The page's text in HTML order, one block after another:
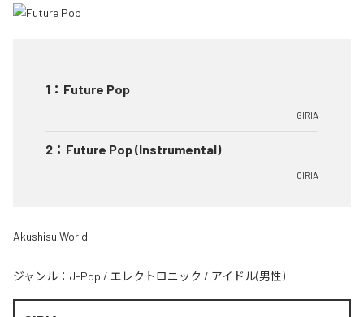
1 ： Future Pop
GIRIA
2 ： Future Pop (Instrumental)
GIRIA
Akushisu World
ジャンル： J-Pop / エレクトロニック / アイドル(男性)